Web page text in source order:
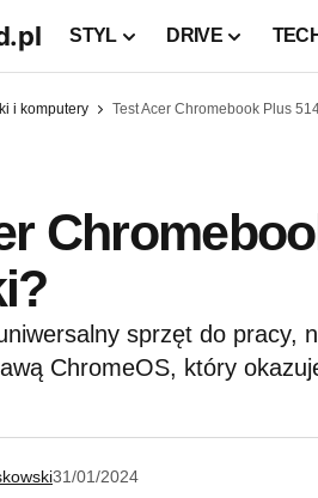
STYL DRIVE
i komputery Test Acer Chromebook Plus
sprzęt do pracy,
ChromeOS, który
31/01/2024